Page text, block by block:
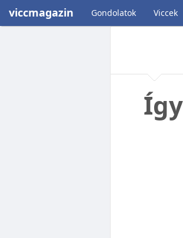
viccmagazin Gondolatok Viccek